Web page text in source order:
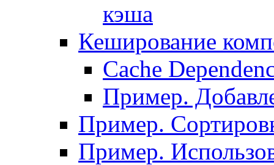
кэша
Кеширование
Сache
Пример.
Пример.
Пример.